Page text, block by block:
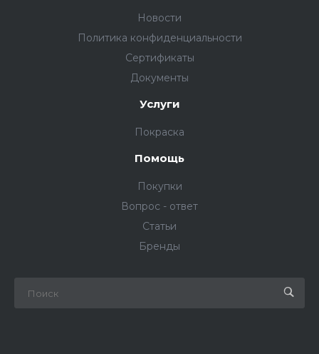
Новости
Политика конфиденциальности
Сертификаты
Документы
Услуги
Покраска
Помощь
Покупки
Вопрос - ответ
Статьи
Бренды